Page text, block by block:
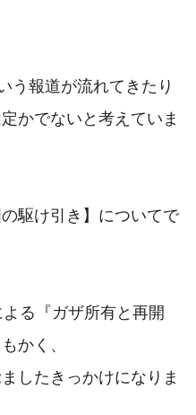
う報道が流れてきたり
かでないと考えていま
駆け引き】についてで
る『ガザ所有と再開
かく、
したきっかけになりま